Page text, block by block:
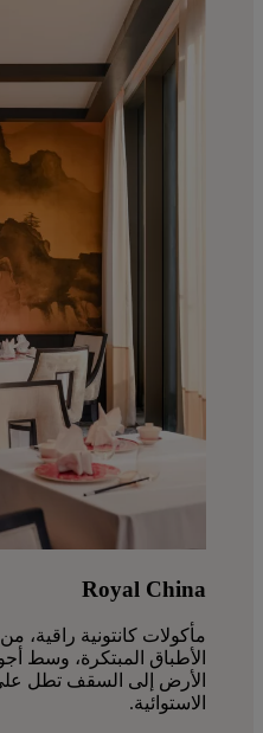
Royal China
مأكولات كانتونية راقية،
الأطباق المبتكرة، وسط
الأرض إلى السقف تطل
الاستوائية.